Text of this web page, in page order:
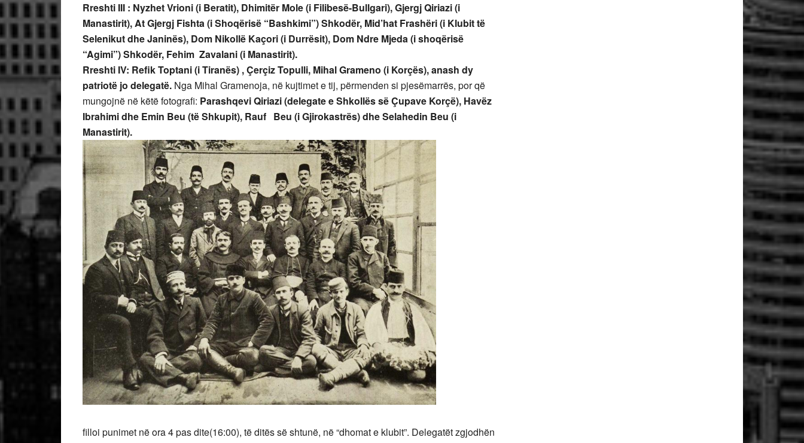
Rreshti III : Nyzhet Vrioni (i Beratit), Dhimitër Mole (i Filibesë-Bullgari), Gjergj Qiriazi (i
Manastirit), At Gjergj Fishta (i Shoqërisë “Bashkimi”) Shkodër, Mid’hat Frashëri (i Klubit të
Selenikut dhe Janinës), Dom Nikollë Kaçori (i Durrësit), Dom Ndre Mjeda (i shoqërisë
“Agimi”) Shkodër, Fehim Zavalani (i Manastirit).
Rreshti IV: Refik Toptani (i Tiranës) , Çerçiz Topulli, Mihal Grameno (i Korçës), anash dy
patriotë jo delegatë. Nga Mihal Gramenoja, në kujtimet e tij, përmenden si pjesëmarrës, por që
mungojnë në këtë fotografi: Parashqevi Qiriazi (delegate e Shkollës së Çupave Korçë), Havëz
Ibrahimi dhe Emin Beu (të Shkupit), Rauf Beu (i Gjirokastrës) dhe Selahedin Beu (i
Manastirit).
filloi punimet në ora 4 pas dite(16:00), të ditës së shtunë, në “dhomat e klubit”. Delegatët zgjodhën